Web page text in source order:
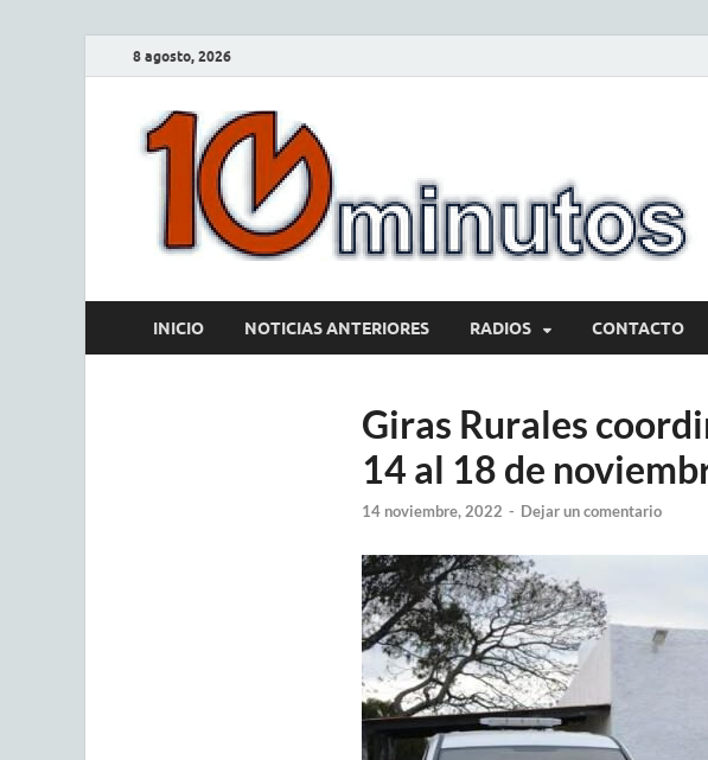
8 agosto, 2026
INICIO NOTICIAS ANTERIORES RADIOS CONTACTO
Giras Rurales
14 al 18 de
14 noviembre, 2022 - Dejar un comentario